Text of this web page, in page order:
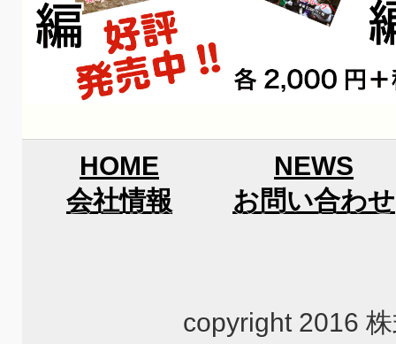
HOME
NEWS
会社情報
お問い合わせ
copyright 2016